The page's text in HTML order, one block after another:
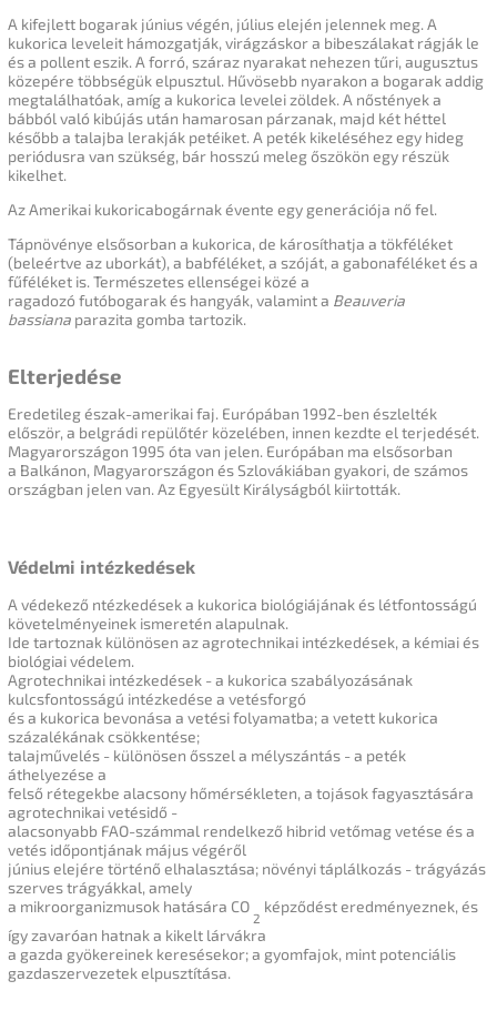
A kifejlett bogarak június végén, július elején jelennek meg. A
kukorica leveleit hámozgatják, virágzáskor a bibeszálakat rágják le
és a pollent eszik. A forró, száraz nyarakat nehezen tűri, augusztus
közepére többségük elpusztul. Hűvösebb nyarakon a bogarak addig
megtalálhatóak, amíg a kukorica levelei zöldek. A nőstények a
bábból való kibújás után hamarosan párzanak, majd két héttel
később a talajba lerakják petéiket. A peték kikeléséhez egy hideg
periódusra van szükség, bár hosszú meleg őszökön egy részük
kikelhet.
Az Amerikai kukoricabogárnak évente egy generációja nő fel.
Tápnövénye elsősorban a kukorica, de károsíthatja a tökféléket
(beleértve az uborkát), a babféléket, a szóját, a gabonaféléket és a
fűféléket is. Természetes ellenségei közé a
ragadozó futóbogarakés hangyák, valamint a Beauveria
bassiana parazita gomba tartozik.
Elterjedése
Eredetileg észak-amerikai faj. Európában 1992-ben észlelték
először, a belgrádi repülőtér közelében, innen kezdte el terjedését.
Magyarországon 1995 óta van jelen. Európában ma elsősorban
a Balkánon, Magyarországon ésSzlovákiában gyakori, de számos
országban jelen van. Az Egyesült Királyságból kiirtották.
Védelmi intézkedések
A védekező ntézkedések a kukorica biológiájának és létfontosságú
követelményeinek ismeretén alapulnak.
Ide tartoznak különösen az agrotechnikai intézkedések, a kémiai és
biológiai védelem.
Agrotechnikai intézkedések - a kukorica szabályozásának
kulcsfontosságú intézkedése a vetésforgó
és a kukorica bevonása a vetési folyamatba;a vetett kukorica
százalékának csökkentése;
talajművelés - különösen ősszel a mélyszántás - a peték
áthelyezése a
felső rétegekbe alacsony hőmérsékleten, a tojások fagyasztására
agrotechnikai vetésidő -
alacsonyabb FAO-számmal rendelkező hibrid vetőmagvetése és a
vetés időpontjának május végéről
június elejére történő elhalasztása; növényi táplálkozás - trágyázás
szerves trágyákkal, amely
a mikroorganizmusok hatására CO
2
képződést eredményeznek, és
így zavaróan hatnak a kikelt lárvákra
a gazda gyökereinek keresésekor;a gyomfajok, mint potenciális
gazdaszervezetek elpusztítása.